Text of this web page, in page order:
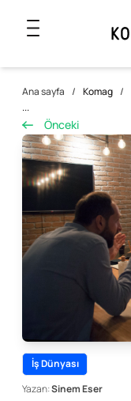
Ana sayfa / Komag /
...
Önceki
İş Dünyası
Yazan:Sinem Eser